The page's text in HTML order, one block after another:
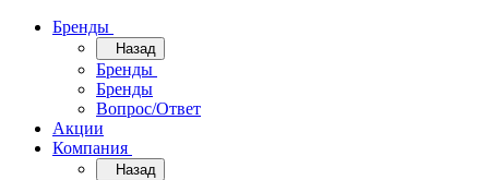
Бренды
Назад
Бренды
Бренды
Вопрос/Ответ
Акции
Компания
Назад